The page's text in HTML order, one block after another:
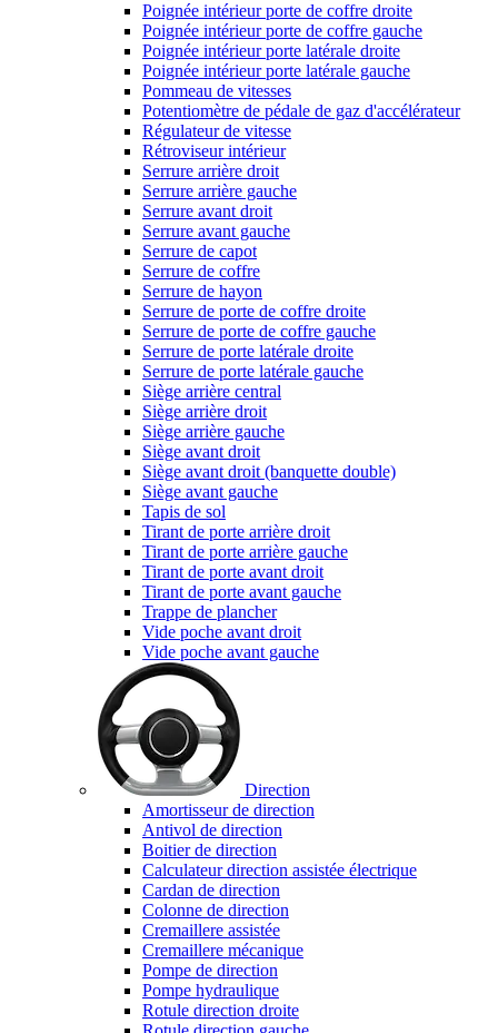
Poignée intérieur porte de coffre droite
Poignée intérieur porte de coffre gauche
Poignée intérieur porte latérale droite
Poignée intérieur porte latérale gauche
Pommeau de vitesses
Potentiomètre de pédale de gaz d'accélérateur
Régulateur de vitesse
Rétroviseur intérieur
Serrure arrière droit
Serrure arrière gauche
Serrure avant droit
Serrure avant gauche
Serrure de capot
Serrure de coffre
Serrure de hayon
Serrure de porte de coffre droite
Serrure de porte de coffre gauche
Serrure de porte latérale droite
Serrure de porte latérale gauche
Siège arrière central
Siège arrière droit
Siège arrière gauche
Siège avant droit
Siège avant droit (banquette double)
Siège avant gauche
Tapis de sol
Tirant de porte arrière droit
Tirant de porte arrière gauche
Tirant de porte avant droit
Tirant de porte avant gauche
Trappe de plancher
Vide poche avant droit
Vide poche avant gauche
Direction
Amortisseur de direction
Antivol de direction
Boitier de direction
Calculateur direction assistée électrique
Cardan de direction
Colonne de direction
Cremaillere assistée
Cremaillere mécanique
Pompe de direction
Pompe hydraulique
Rotule direction droite